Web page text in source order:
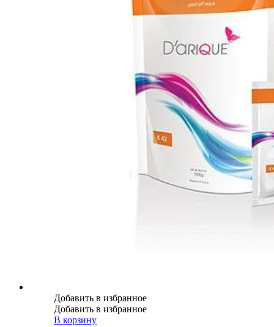
Добавить в избранное
Добавить в избранное
В корзину